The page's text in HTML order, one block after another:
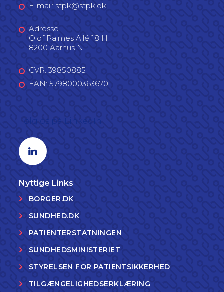
E-mail: stpk@stpk.dk
Adresse
Olof Palmes Allé 18 H
8200 Aarhus N
CVR: 39850885
EAN: 5798000363670
Linkedin profil
Nyttige Links
BORGER.DK
SUNDHED.DK
PATIENTERSTATNINGEN
SUNDHEDSMINISTERIET
STYRELSEN FOR PATIENTSIKKERHED
TILGÆNGELIGHEDSERKLÆRING